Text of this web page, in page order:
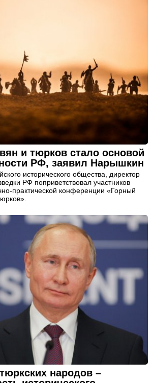
и тюрков стало основой
РФ, заявил Нарышкин
исторического общества, директор
РФ поприветствовал участников
практической конференции «Горный
народов –